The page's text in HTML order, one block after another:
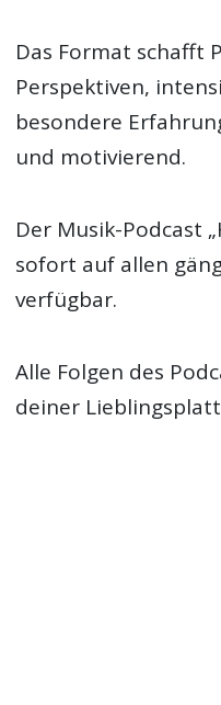
Das Format schafft
Perspektiven,
besondere
und motivierend.
Der Musik-Podcast
sofort auf allen
verfügbar.
Alle Folgen des
deiner